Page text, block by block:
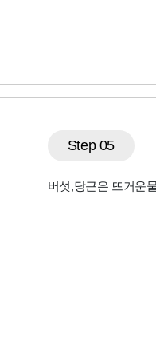
Step 05
버섯,당근은 뜨거운